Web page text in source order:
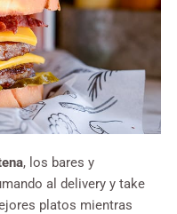
, los bares y
al delivery y take
platos mientras